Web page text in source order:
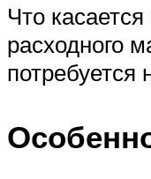
Что
расходного
потребуется